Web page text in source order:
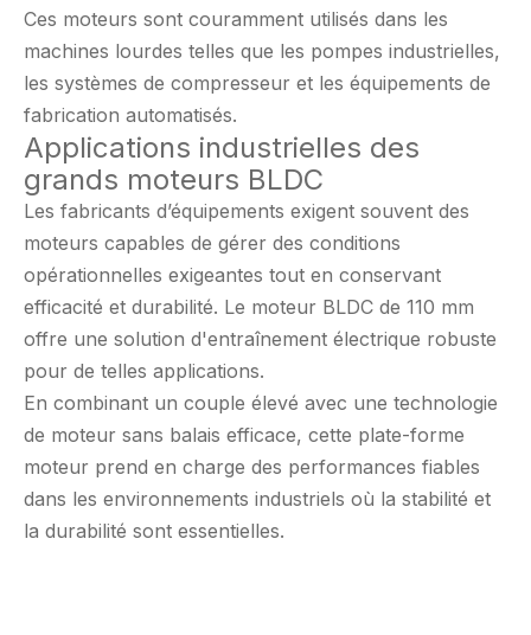
Ces moteurs sont couramment utilisés dans les
machines lourdes telles que les pompes industrielles,
les systèmes de compresseur et les équipements de
fabrication automatisés.
Applications industrielles des
grands moteurs BLDC
Les fabricants d’équipements exigent souvent des
moteurs capables de gérer des conditions
opérationnelles exigeantes tout en conservant
efficacité et durabilité. Le moteur BLDC de 110 mm
offre une solution d'entraînement électrique robuste
pour de telles applications.
En combinant un couple élevé avec une technologie
de moteur sans balais efficace, cette plate-forme
moteur prend en charge des performances fiables
dans les environnements industriels où la stabilité et
la durabilité sont essentielles.